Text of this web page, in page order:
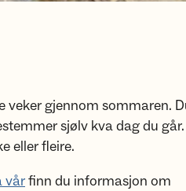
veker gjennom sommaren.
sjølv kva dag du
eller fleire.
vårfinn du informasjon om